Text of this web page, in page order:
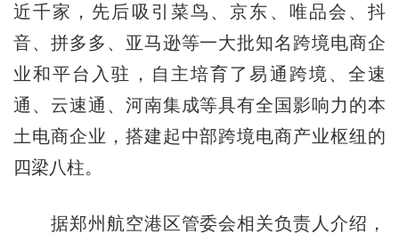
近千家，先后吸引菜鸟、京东、唯品会、抖
音、拼多多、亚马逊等一大批知名跨境电商企
业和平台入驻，自主培育了易通跨境、全速
通、云速通、河南集成等具有全国影响力的本
土电商企业，搭建起中部跨境电商产业枢纽的
四梁八柱。
据郑州航空港区管委会相关负责人介绍，